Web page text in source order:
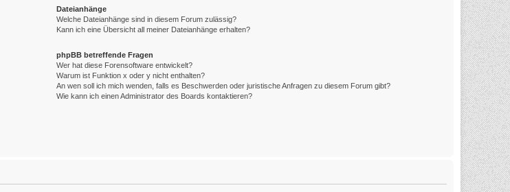
Dateianhänge
Welche Dateianhänge sind in diesem Forum zulässig?
Kann ich eine Übersicht all meiner Dateianhänge erhalten?
phpBB betreffende Fragen
Wer hat diese Forensoftware entwickelt?
Warum ist Funktion x oder y nicht enthalten?
An wen soll ich mich wenden, falls es Beschwerden oder juristische Anfragen zu diesem Forum gibt?
Wie kann ich einen Administrator des Boards kontaktieren?